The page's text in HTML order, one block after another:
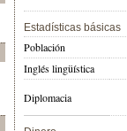
Estadísticas básicas
Población
Inglés lingüística
Diplomacia